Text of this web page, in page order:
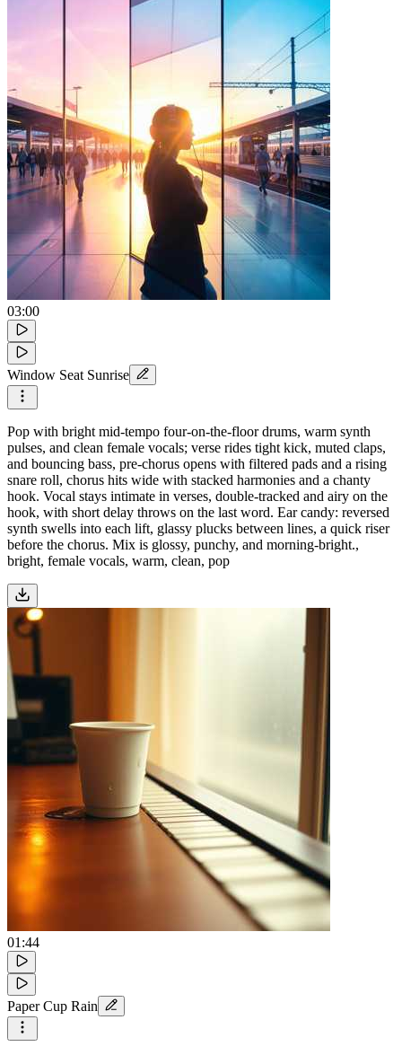
03:00
Window Seat Sunrise
Pop with bright mid-tempo four-on-the-floor drums, warm synth
pulses, and clean female vocals; verse rides tight kick, muted claps,
and bouncing bass, pre-chorus opens with filtered pads and a rising
snare roll, chorus hits wide with stacked harmonies and a chanty
hook. Vocal stays intimate in verses, double-tracked and airy on the
hook, with short delay throws on the last word. Ear candy: reversed
synth swells into each lift, glassy plucks between lines, a quick riser
before the chorus. Mix is glossy, punchy, and morning-bright.,
bright, female vocals, warm, clean, pop
01:44
Paper Cup Rain